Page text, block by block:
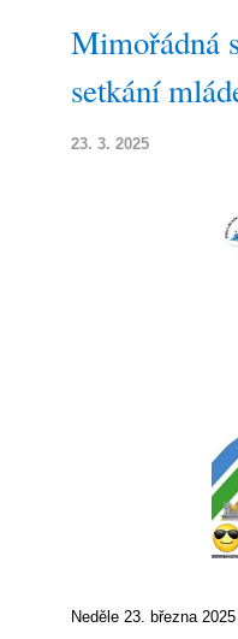
Mimořádná
setkání
23. 3. 2025
Neděle 23. března